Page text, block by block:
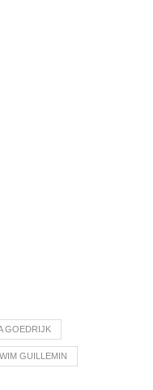
GOEDRIJK
WIM GUILLEMIN